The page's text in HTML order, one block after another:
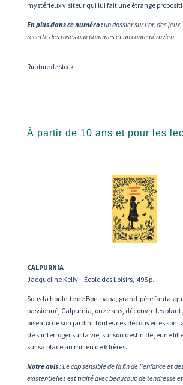
mystérieux visiteur qui lui fait une étrange
En plus dans ce numéro :un dossier sur l’or, des
recette des roses aux pommes et un conte péruvien.
Rupture de stock
À partir de 10 ans et pour les
CALPURNIA
Jacqueline Kelly – École des Loisirs, 495 p.
Sous la houlette de Bon-papa, grand-père
passionné, Calpurnia, onze ans, découvre les
oiseaux de son jardin. Toutes ces découvertes sont
de s’interroger sur la vie, sur son destin de jeune
sur sa place au milieu de 6 frères.
Notre avis: Le cap sensible de la fin de l’enfance et
existentielles est traité avec beaucoup de tendresse